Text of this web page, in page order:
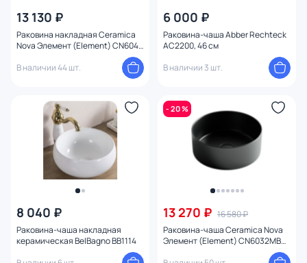
13 130 ₽
Раковина накладная Ceramica
Nova Элемент (Element) CN6046
В наличии 44 шт.
6 000 ₽
Раковина-чаша Abber Rechteck
AC2200, 46 см
В наличии 3 шт.
8 040 ₽
Раковина-чаша накладная
керамическая BelBagno BB1114
- 20 %
13 270 ₽ 16 580 ₽
Раковина-чаша Ceramica Nova
Элемент (Element) CN6032MB